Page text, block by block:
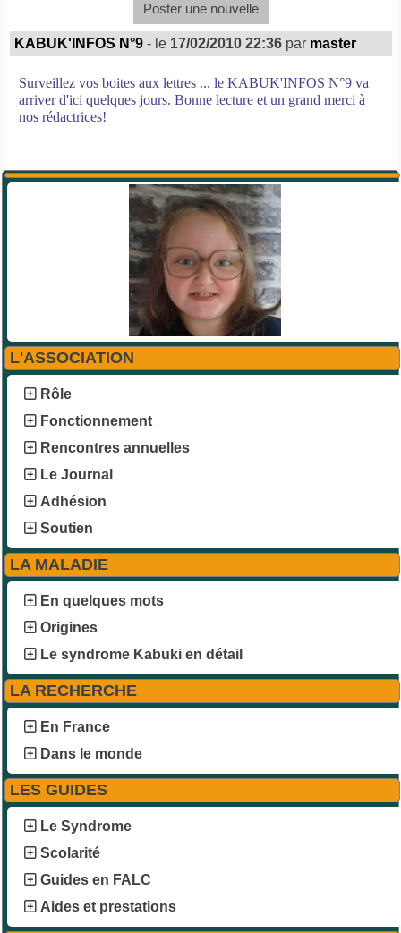
L'ASSOCIATION
Rôle
Fonctionnement
Rencontres annuelles
Le Journal
Adhésion
Soutien
LA MALADIE
En quelques mots
Origines
Le syndrome Kabuki en détail
LA RECHERCHE
En France
Dans le monde
LES GUIDES
Le Syndrome
Scolarité
Guides en FALC
Aides et prestations
Poster une nouvelle
KABUK'INFOS N°9 - le 17/02/2010 22:36par master
Surveillez vos boites aux lettres ... le KABUK'INFOS N°9 va
arriver d'ici quelques jours. Bonne lecture et un grand merci à
nos rédactrices!